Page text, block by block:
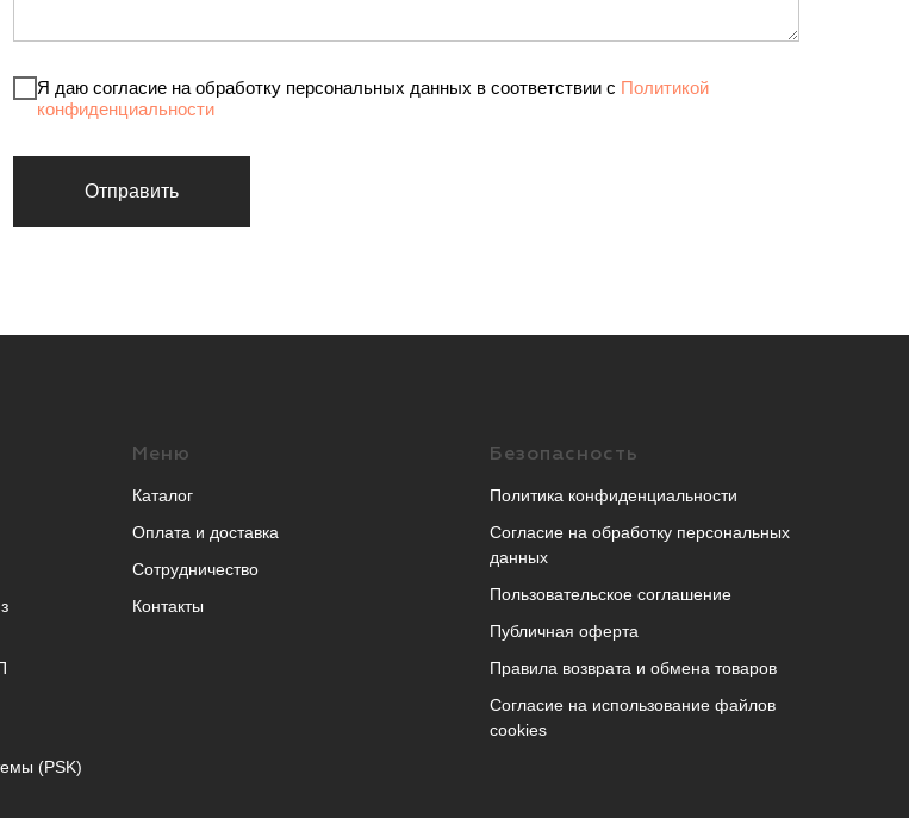
Я даю согласие на обработку персональных данных в соответствии с Политикой
конфиденциальности
Отправить
(PSK)
Меню
Каталог
Оплата и доставка
Сотрудничество
Контакты
Безопасность
Политика конфиденциальности
Согласие на обработку персональных
данных
Пользовательское соглашение
Публичная оферта
Правила возврата и обмена товаров
Согласие на использование файлов
cookies